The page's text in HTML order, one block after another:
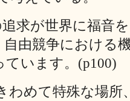
求が世界に福音
由競争における
います。(p100)
わめて特殊な場所